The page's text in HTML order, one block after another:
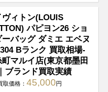
ヴィトン(LOUIS
パピヨン26 ショ
ーバッグ ダミエ エベヌ
Bランク 買取相場-
マルイ店(東京都墨田
ブランド買取実績
取価格：45,000 円